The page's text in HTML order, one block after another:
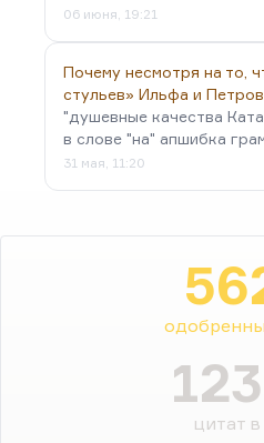
06 июня, 19:21
Почему несмотря на то,
стульев» Ильфа и
"душевные качества
в слове "на" апшибка
31 мая, 11:20
цитат в